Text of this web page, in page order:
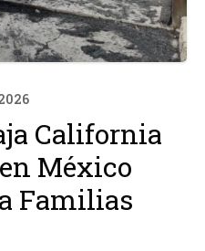
California
México
Familias